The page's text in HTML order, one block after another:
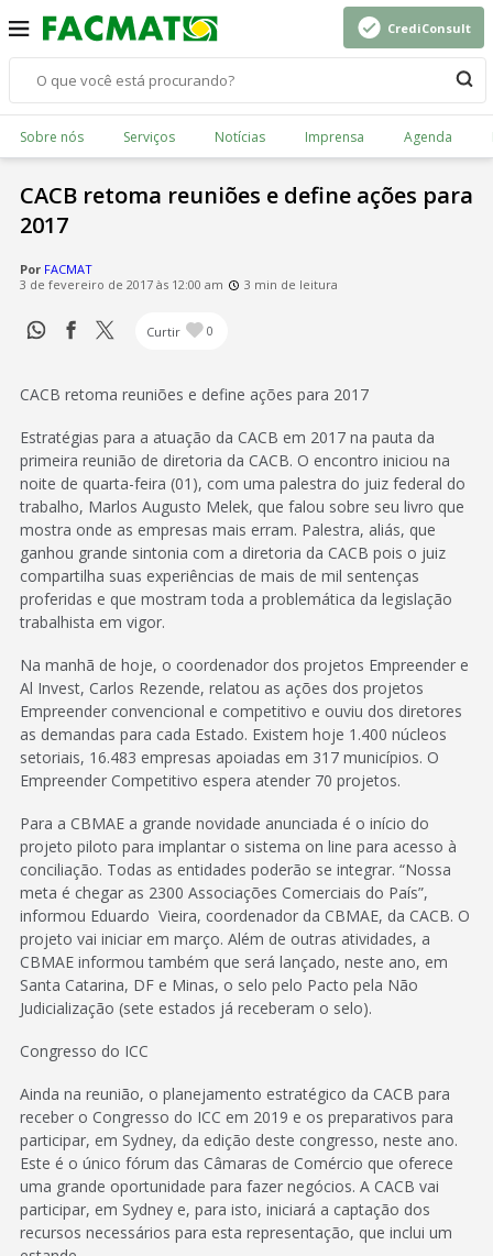
CrediConsult
Sobre nós Serviços Notícias Imprensa Agenda
CACB retoma reuniões e define ações para
2017
Por FACMAT
3 de fevereiro de 2017 às 12:00 am
3 min de leitura
Curtir 0
CACB retoma reuniões e define ações para 2017
Estratégias para a atuação da CACB em 2017 na pauta da
primeira reunião de diretoria da CACB. O encontro iniciou na
noite de quarta-feira (01), com uma palestra do juiz federal do
trabalho, Marlos Augusto Melek, que falou sobre seu livro que
mostra onde as empresas mais erram. Palestra, aliás, que
ganhou grande sintonia com a diretoria da CACB pois o juiz
compartilha suas experiências de mais de mil sentenças
proferidas e que mostram toda a problemática da legislação
trabalhista em vigor.
Na manhã de hoje, o coordenador dos projetos Empreender e
Al Invest, Carlos Rezende, relatou as ações dos projetos
Empreender convencional e competitivo e ouviu dos diretores
as demandas para cada Estado. Existem hoje 1.400 núcleos
setoriais, 16.483 empresas apoiadas em 317 municípios. O
Empreender Competitivo espera atender 70 projetos.
Para a CBMAE a grande novidade anunciada é o início do
projeto piloto para implantar o sistema on line para acesso à
conciliação. Todas as entidades poderão se integrar. “Nossa
meta é chegar as 2300 Associações Comerciais do País”,
informou Eduardo Vieira, coordenador da CBMAE, da CACB. O
projeto vai iniciar em março. Além de outras atividades, a
CBMAE informou também que será lançado, neste ano, em
Santa Catarina, DF e Minas, o selo pelo Pacto pela Não
Judicialização (sete estados já receberam o selo).
Congresso do ICC
Ainda na reunião, o planejamento estratégico da CACB para
receber o Congresso do ICC em 2019 e os preparativos para
participar, em Sydney, da edição deste congresso, neste ano.
Este é o único fórum das Câmaras de Comércio que oferece
uma grande oportunidade para fazer negócios. A CACB vai
participar, em Sydney e, para isto, iniciará a captação dos
recursos necessários para esta representação, que inclui um